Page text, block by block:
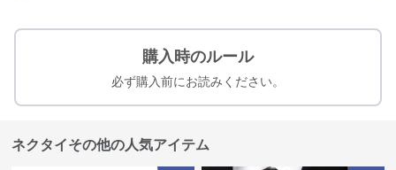
購入時のルール
必ず購入前にお読みください。
ネクタイその他の人気アイテム